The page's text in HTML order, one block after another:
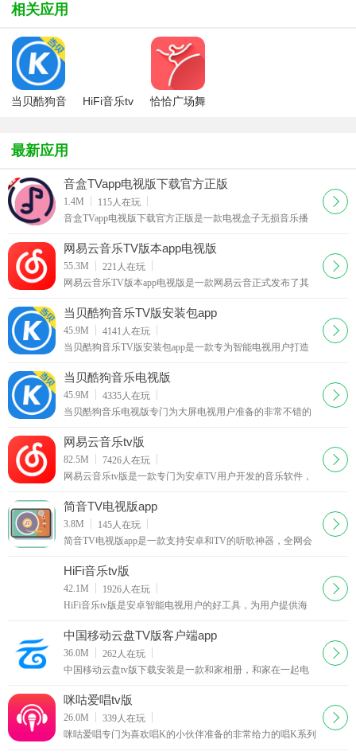
相关应用
当贝酷狗音
HiFi音乐tv
恰恰广场舞
最新应用
音盒TVapp电视版下载官方正版
1.4M 115 人在玩
音盒TVapp电视版下载官方正版是一款电视盒子无损音乐播
能，让您轻松找到并享受心仪的音乐。所有音乐均为免
下载
网易云音乐TV版本app电视版
55.3M 221 人在玩
网易云音乐TV版本app电视版是一款网易云音正式发布了其
TV版的上线，从家中娱乐，到家居休憩，再到家庭聚会，
下载
当贝酷狗音乐TV版安装包app
45.9M 4141 人在玩
当贝酷狗音乐TV版安装包app是一款专为智能电视用户打造
赏高品质的音乐。无论你是听最新的热门歌曲，还是追
下载
当贝酷狗音乐电视版
45.9M 4335 人在玩
当贝酷狗音乐电视版专门为大屏电视用户准备的非常不错的
帮助你在家也能体验到最棒的kTV氛围，无论是听歌还是K
下载
网易云音乐tv版
82.5M 7426 人在玩
网易云音乐tv版是一款专门为安卓TV用户开发的音乐软件，
推荐及社交功能，在线音乐服务主打歌单、社交、大牌推荐
和音乐指纹，以歌单、DJ节目、社交、地理位置为核心要
素，主打发现和分享。现在该软件已经全面
下载
简音TV电视版app
3.8M 145 人在玩
简音TV电视版app是一款支持安卓和TV的听歌神器，全网会
居多，音乐类软件比较稀有了。总得来说，这款听歌工
下载
HiFi音乐tv版
42.1M 1926 人在玩
HiFi音乐tv版是安卓智能电视用户的好工具，为用户提供海
HiFi音乐是一款专门为智能电视/机顶盒研发的音乐应用
下载
中国移动云盘TV版客户端app
36.0M 262 人在玩
中国移动云盘tv版下载安装是一款和家相册，和家在一起电
片吧。和彩云家庭相册提供云端图片查看、分享
下载
咪咕爱唱tv版
26.0M 339 人在玩
咪咕爱唱专门为喜欢唱K的小伙伴准备的非常给力的唱K系列
下载